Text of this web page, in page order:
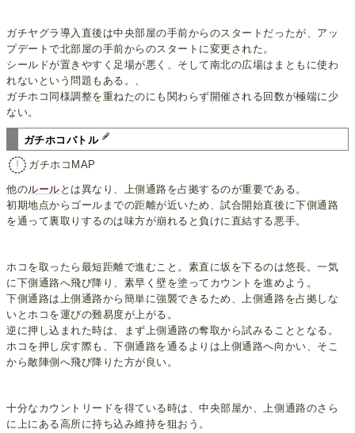
ガチヤグラ導入直後は中央部屋の手前からのスタートだったが、アッ
プデートで北部屋の手前からのスタートに変更された。
シールドが置きやすく足場が悪く、そして南北の広場はまともに使わ
れないという問題もある。、
ガチホコ同様調整を重ねたのにも関わらず開催される回数が極端に少
ない。
ガチホコバトル
ガチホコMAP
他のルール とは異なり、上側通路を占拠するのが重要である。
初期地点からゴールまでの距離が近いため、試合開始直後に下側通路
を通って裏取りするのは味方が崩れると負けに直結する悪手。
ホコを取ったら最短距離で進むこと。素直に坂を下るのは悠長。一気
に下側通路へ飛び降り、素早く壁を塗ってカウントを進めよう。
下側通路は上側通路から簡単に強襲できるため、上側通路を占拠しな
いとホコを運びの難易度が上がる。
逆に押し込まれた時は、まず上側通路の奪取から試みることとなる。
ホコを押し戻す際も、下側通路を通るよりは上側通路へ向かい、そこ
から敵陣側へ飛び降りた方が良い。
十分なカウントリードを得ている時は、中央部屋か、上側通路のさら
に上にある高所に持ち込み維持を狙おう。